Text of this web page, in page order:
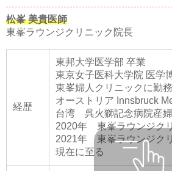
松峯 美貴医師
東峯ラウンジクリニック院長
経歴
東邦大学医学部 卒業
東京女子医科大学院 医学
東峯婦人クリニックに勤務
オーストリア Innsbruck
台湾 呉火獅記念病院産
2020年 東峯ラウンジク
2021年 東峯ラウンジク
現在に至る